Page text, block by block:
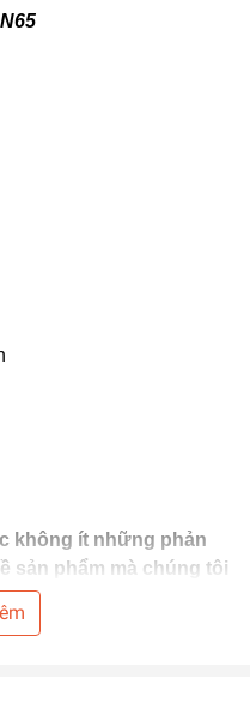
không ít những phản
sản phẩm mà chúng tôi
cần phải lo lắng
quocthaivn.com